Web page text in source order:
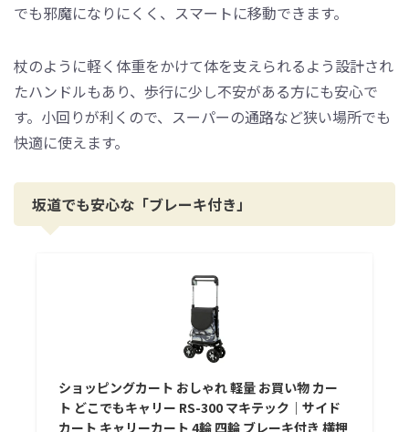
でも邪魔になりにくく、スマートに移動できます。
杖のように軽く体重をかけて体を支えられるよう設計され
たハンドルもあり、歩行に少し不安がある方にも安心で
す。小回りが利くので、スーパーの通路など狭い場所でも
快適に使えます。
坂道でも安心な「ブレーキ付き」
ショッピングカート おしゃれ 軽量 お買い物 カー
ト どこでもキャリー RS-300 マキテック｜サイド
カート キャリーカート 4輪 四輪 ブレーキ付き 横押